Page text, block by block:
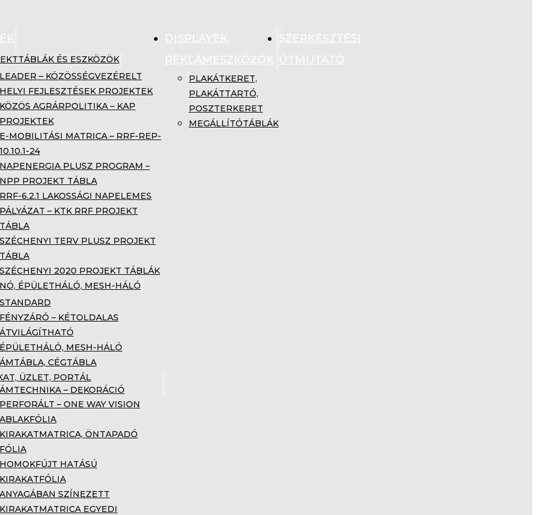
ÉS ESZKÖZÖK
LEADER – KÖZÖSSÉGVEZÉRELT
HELYI FEJLESZTÉSEK PROJEKTEK
KÖZÖS AGRÁRPOLITIKA – KAP
PROJEKTEK
E-MOBILITÁSI MATRICA – RRF-REP-
10.10.1-24
NAPENERGIA PLUSZ PROGRAM –
NPP PROJEKT TÁBLA
RRF-6.2.1 LAKOSSÁGI NAPELEMES
PÁLYÁZAT – KTK RRF PROJEKT
TÁBLA
SZÉCHENYI TERV PLUSZ PROJEKT
TÁBLA
SZÉCHENYI 2020 PROJEKT TÁBLÁK
ÉPÜLETHÁLÓ, MESH-HÁLÓ
STANDARD
FÉNYZÁRÓ – KÉTOLDALAS
ÁTVILÁGÍTHATÓ
ÉPÜLETHÁLÓ, MESH-HÁLÓ
CÉGTÁBLA
ÜZLET, PORTÁL
– DEKORÁCIÓ
PERFORÁLT – ONE WAY VISION
ABLAKFÓLIA
KIRAKATMATRICA, ÖNTAPADÓ
FÓLIA
HOMOKFÚJT HATÁSÚ
KIRAKATFÓLIA
ANYAGÁBAN SZÍNEZETT
KIRAKATMATRICA EGYEDI
PLAKÁTKERET,
PLAKÁTTARTÓ,
POSZTERKERET
MEGÁLLÍTÓTÁBLÁK